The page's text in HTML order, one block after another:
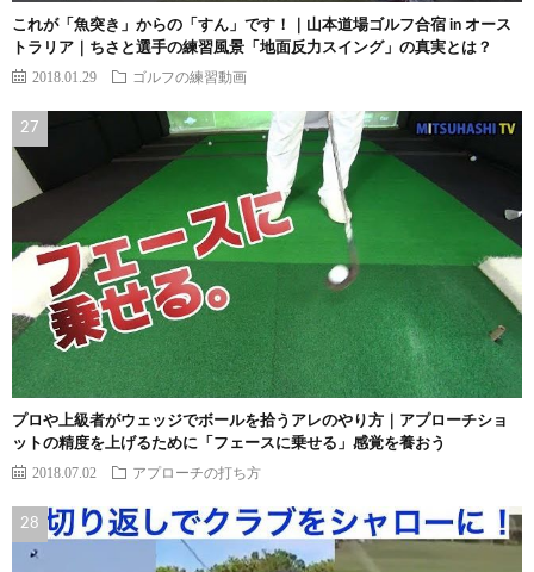
これが「魚突き」からの「すん」です！｜山本道場ゴルフ合宿 in オース
トラリア｜ちさと選手の練習風景「地面反力スイング」の真実とは？
2018.01.29 ゴルフの練習動画
プロや上級者がウェッジでボールを拾うアレのやり方｜アプローチショ
ットの精度を上げるために「フェースに乗せる」感覚を養おう
2018.07.02 アプローチの打ち方